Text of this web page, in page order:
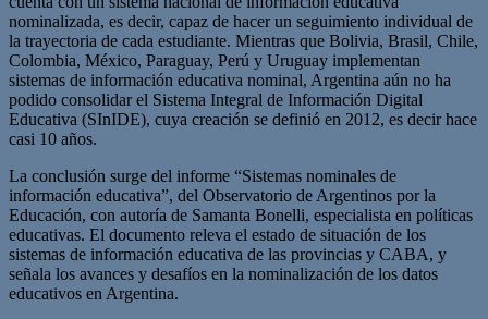
nominalizada, es decir, capaz de hacer un seguimiento individual de
la trayectoria de cada estudiante. Mientras que Bolivia, Brasil, Chile,
Colombia, México, Paraguay, Perú y Uruguay implementan
sistemas de información educativa nominal, Argentina aún no ha
podido consolidar el Sistema Integral de Información Digital
Educativa (SInIDE), cuya creación se definió en 2012, es decir hace
casi 10 años.
La conclusión surge del informe “Sistemas nominales de
información educativa”, del Observatorio de Argentinos por la
Educación, con autoría de Samanta Bonelli, especialista en políticas
educativas. El documento releva el estado de situación de los
sistemas de información educativa de las provincias y CABA, y
señala los avances y desafíos en la nominalización de los datos
educativos en Argentina.